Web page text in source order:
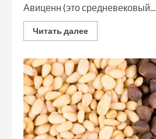
Авиценн (это средневековый...
Читать далееRead
more
воду
лучше
пить?